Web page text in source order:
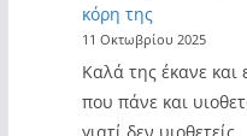
κόρη της
11 Οκτωβρίου 2025
Καλά της έκανε και
που πάνε και